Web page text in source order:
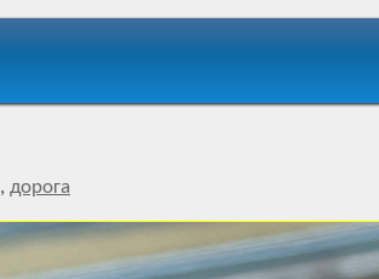
, дорога